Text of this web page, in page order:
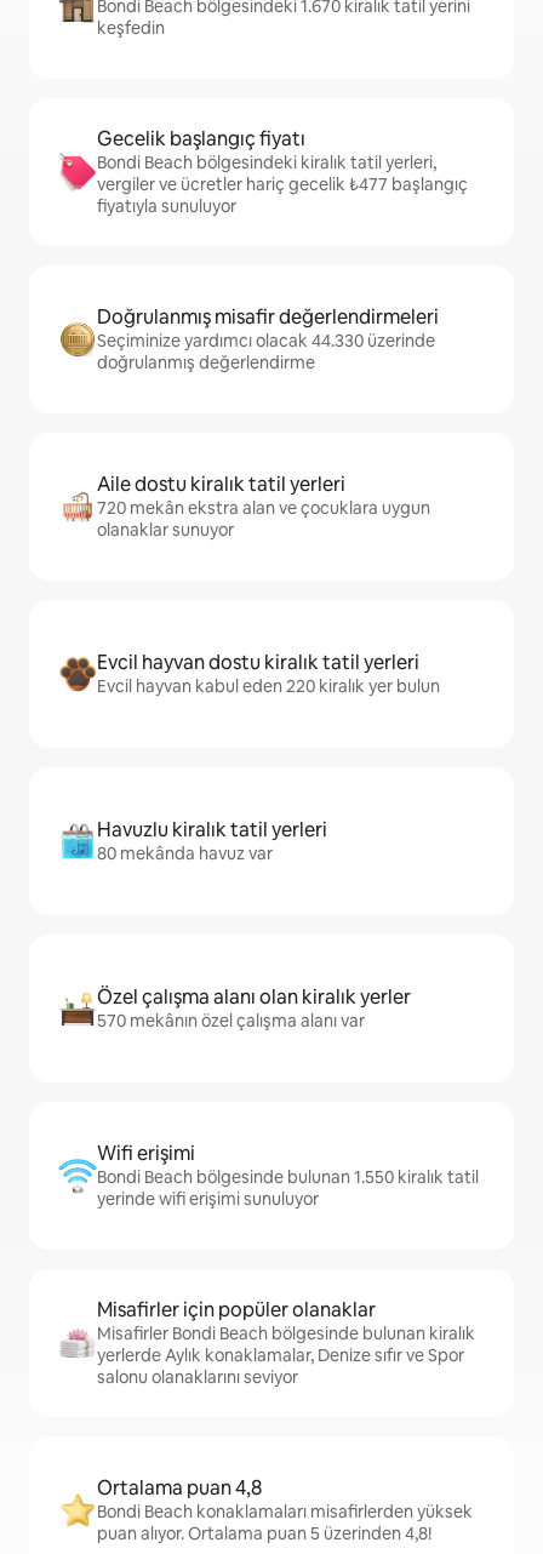
Bondi Beach bölgesindeki 1.670 kiralık tatil yerini
keşfedin
Gecelik başlangıç fiyatı
Bondi Beach bölgesindeki kiralık tatil yerleri,
vergiler ve ücretler hariç gecelik ₺477 başlangıç
fiyatıyla sunuluyor
Doğrulanmış misafir değerlendirmeleri
Seçiminize yardımcı olacak 44.330 üzerinde
doğrulanmış değerlendirme
Aile dostu kiralık tatil yerleri
720 mekân ekstra alan ve çocuklara uygun
olanaklar sunuyor
Evcil hayvan dostu kiralık tatil yerleri
Evcil hayvan kabul eden 220 kiralık yer bulun
Havuzlu kiralık tatil yerleri
80 mekânda havuz var
Özel çalışma alanı olan kiralık yerler
570 mekânın özel çalışma alanı var
Wifi erişimi
Bondi Beach bölgesinde bulunan 1.550 kiralık tatil
yerinde wifi erişimi sunuluyor
Misafirler için popüler olanaklar
Misafirler Bondi Beach bölgesinde bulunan kiralık
yerlerde Aylık konaklamalar, Denize sıfır ve Spor
salonu olanaklarını seviyor
Ortalama puan 4,8
Bondi Beach konaklamaları misafirlerden yüksek
puan alıyor. Ortalama puan 5 üzerinden 4,8!